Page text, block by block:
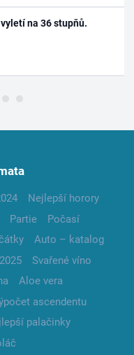
na 36 stupňů.
Nejlepší horory
Partie
Počasí
Auto – katalog
Svařené víno
Aloe vera
ascendentu
palačinky